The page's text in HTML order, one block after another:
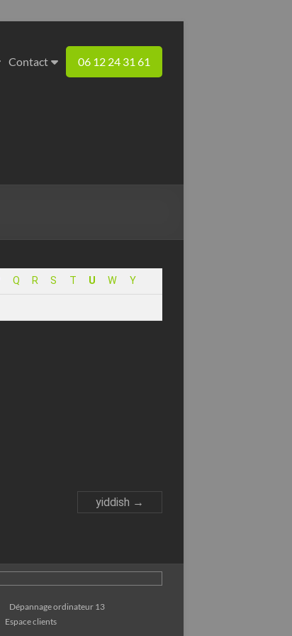
Contact 06 12 24 31 61
Q R S T U W Y
yiddish →
Dépannage ordinateur 13
Espace clients